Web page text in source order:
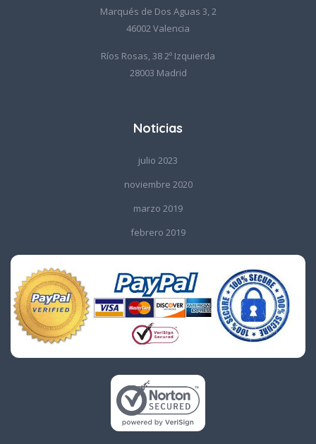
Marqués de Dos Aguas 3, 2
46002 Valencia
Ríos Rosas, 38 2º Izquierda
28003 Madrid
Noticias
julio 2023
noviembre 2020
marzo 2019
febrero 2019